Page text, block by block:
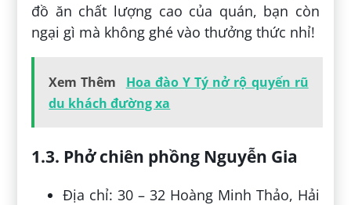
đồ ăn chất lượng cao của quán, bạn còn
ngại gì mà không ghé vào thưởng thức nhỉ!
Xem Thêm
Hoa đào Y Tý nở rộ quyến rũ
du khách đường xa
1.3. Phở chiên phồng Nguyễn Gia
Địa chỉ: 30 – 32 Hoàng Minh Thảo, Hải